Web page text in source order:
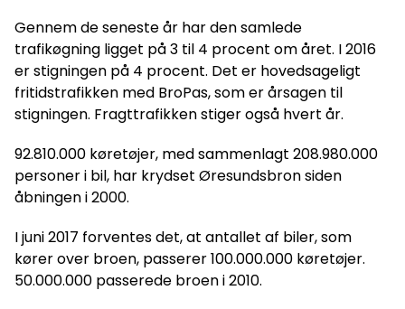
Gennem de seneste år har den samlede
trafikøgning ligget på 3 til 4 procent om året. I 2016
er stigningen på 4 procent. Det er hovedsageligt
fritidstrafikken med BroPas, som er årsagen til
stigningen. Fragttrafikken stiger også hvert år.
92.810.000 køretøjer, med sammenlagt 208.980.000
personer i bil, har krydset Øresundsbron siden
åbningen i 2000.
I juni 2017 forventes det, at antallet af biler, som
kører over broen, passerer 100.000.000 køretøjer.
50.000.000 passerede broen i 2010.